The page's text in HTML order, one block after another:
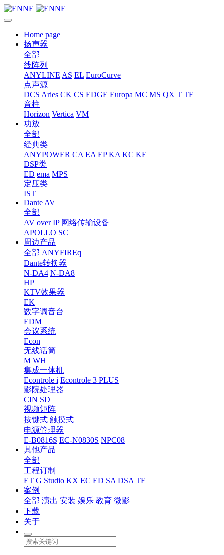
Home page
扬声器
全部
线阵列
ANYLINE AS EL EuroCurve
点声源
DCS Aries CK CS EDGE Europa MC MS QX T TF
音柱
Horizon Vertica VM
功放
全部
经典类
ANYPOWER CA EA EP KA KC KE
DSP类
ED ema MPS
定压类
IST
Dante AV
全部
AV over IP 网络传输设备
APOLLO SC
周边产品
全部 ANYFIREq
Dante转换器
N-DA4 N-DA8
HP
KTV效果器
EK
数字调音台
EDM
会议系统
Econ
无线话筒
M WH
集成一体机
Econtrole i Econtrole 3 PLUS
影院处理器
CIN SD
视频矩阵
按键式 触摸式
电源管理器
E-B0816S EC-N0830S NPC08
其他产品
全部
工程订制
ET G Studio KX EC ED SA DSA TF
案例
全部 演出 安装 娱乐 教育 微影
下载
关于